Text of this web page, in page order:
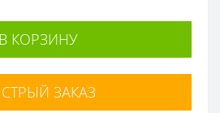
В КОРЗИНУ
ЗАКАЗ